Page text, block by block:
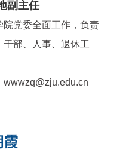
副主任
院党委全面工作，负责
干部、人事、退休工
wwwzq@zju.edu.cn
霞